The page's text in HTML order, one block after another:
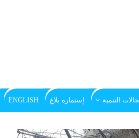
التنمية إستماره بلاغ ENGLISH